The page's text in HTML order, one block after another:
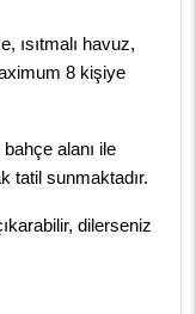
ısıtmalı havuz,
8 kişiye
alanı ile
tatil sunmaktadır.
dilerseniz